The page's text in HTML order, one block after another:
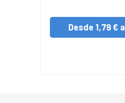
Desde 1,79 € a